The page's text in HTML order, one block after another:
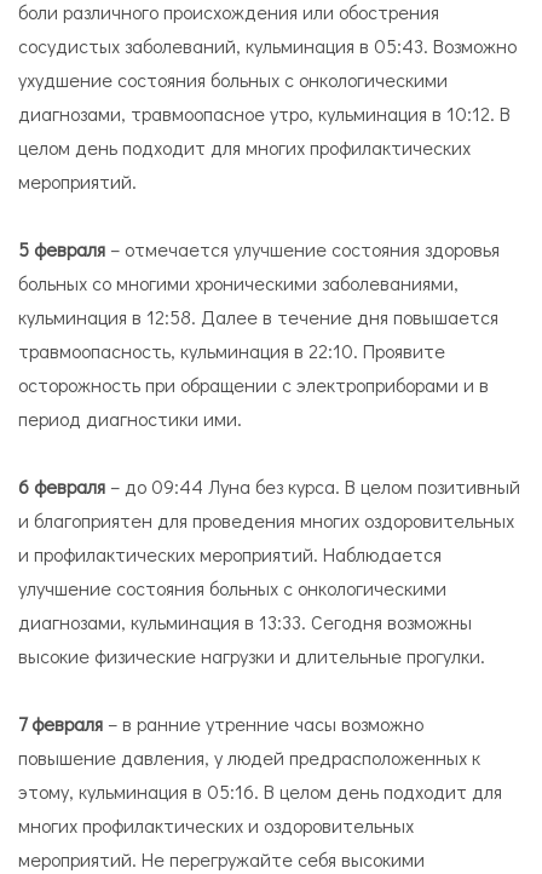
боли различного происхождения или обострения
сосудистых заболеваний, кульминация в 05:43. Возможно
ухудшение состояния больных с онкологическими
диагнозами, травмоопасное утро, кульминация в 10:12. В
целом день подходит для многих профилактических
мероприятий.
5 февраля – отмечается улучшение состояния здоровья
больных со многими хроническими заболеваниями,
кульминация в 12:58. Далее в течение дня повышается
травмоопасность, кульминация в 22:10. Проявите
осторожность при обращении с электроприборами и в
период диагностики ими.
6 февраля – до 09:44 Луна без курса. В целом позитивный
и благоприятен для проведения многих оздоровительных
и профилактических мероприятий. Наблюдается
улучшение состояния больных с онкологическими
диагнозами, кульминация в 13:33. Сегодня возможны
высокие физические нагрузки и длительные прогулки.
7 февраля – в ранние утренние часы возможно
повышение давления, у людей предрасположенных к
этому, кульминация в 05:16. В целом день подходит для
многих профилактических и оздоровительных
мероприятий. Не перегружайте себя высокими